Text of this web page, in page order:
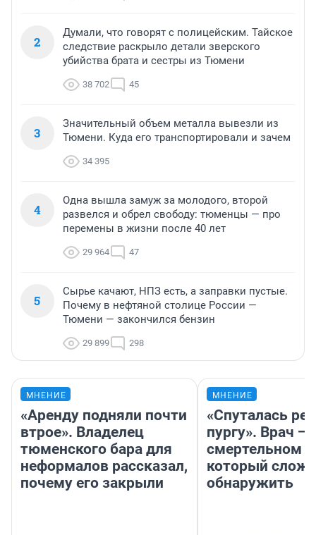
2
Думали, что говорят с полицейским. Тайское
следствие раскрыло детали зверского
убийства брата и сестры из Тюмени
38 702 45
3
Значительный объем металла вывезли из
Тюмени. Куда его транспортировали и зачем
34 395
4
Одна вышла замуж за молодого, второй
развелся и обрел свободу: тюменцы — про
перемены в жизни после 40 лет
29 964 47
5
Сырье качают, НПЗ есть, а заправки пустые.
Почему в нефтяной столице России —
Тюмени — закончился бензин
29 899 298
МНЕНИЕ
«Аренду подняли почти
втрое». Владелец
тюменского бара для
неформалов рассказал,
почему его закрыли
МНЕНИЕ
«Спуталась
пургу». Врач —
смертельном
который
обнаружить